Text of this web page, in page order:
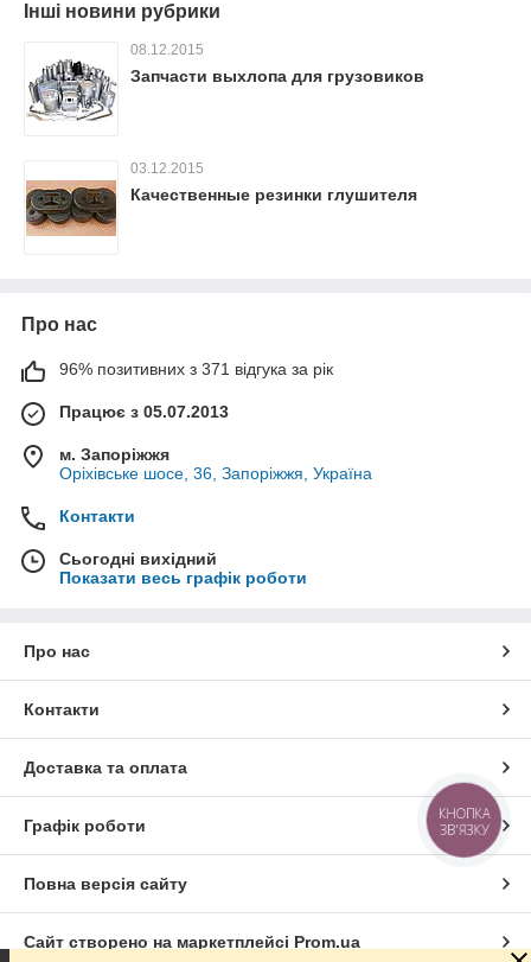
Інші новини рубрики
08.12.2015
Запчасти выхлопа для грузовиков
03.12.2015
Качественные резинки глушителя
Про нас
96% позитивних з 371 відгука за рік
Працює з 05.07.2013
м. Запоріжжя
Оріхівське шосе, 36, Запоріжжя, Україна
Контакти
Сьогодні вихідний
Показати весь графік роботи
Про нас
Контакти
Доставка та оплата
Графік роботи
Повна версія сайту
Сайт створено на маркетплейсі Prom.ua
КНОПКА
ЗВ'ЯЗКУ